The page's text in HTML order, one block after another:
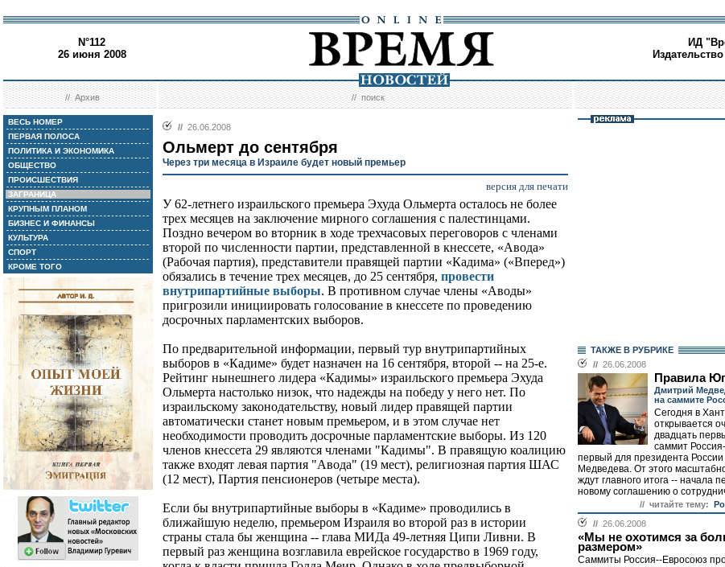
N°112
26 июня 2008
ИД
//Архив //поиск
ВЕСЬ НОМЕР
ПЕРВАЯ ПОЛОСА
ПОЛИТИКА И ЭКОНОМИКА
ОБЩЕСТВО
ПРОИСШЕСТВИЯ
ЗАГРАНИЦА
КРУПНЫМ ПЛАНОМ
БИЗНЕС И ФИНАНСЫ
КУЛЬТУРА
СПОРТ
КРОМЕ ТОГО
// 26.06.2008
Ольмерт до сентября
Через три месяца в Израиле будет новый премьер
версия для печати
У 62-летнего израильского премьера Эхуда Ольмерта осталось не более
трех месяцев на заключение мирного соглашения с палестинцами.
Поздно вечером во вторник в ходе трехчасовых переговоров с членами
второй по численности партии, представленной в кнессете, «Авода»
(Рабочая партия), представители правящей партии «Кадима» («Вперед»)
обязались в течение трех месяцев, до 25 сентября, провести
внутрипартийные выборы. В противном случае члены «Аводы»
пригрозили инициировать голосование в кнессете по проведению
досрочных парламентских выборов.
По предварительной информации, первый тур внутрипартийных
выборов в «Кадиме» будет назначен на 16 сентября, второй -- на 25-е.
Рейтинг нынешнего лидера «Кадимы» израильского премьера Эхуда
Ольмерта настолько низок, что надежды на победу у него нет. По
израильскому законодательству, новый лидер правящей партии
автоматически станет новым премьером, и в этом случае нет
необходимости проводить досрочные парламентские выборы. Из 120
членов кнессета 29 являются членами "Кадимы". В правящую коалицию
также входят левая партия "Авода" (19 мест), религиозная партия ШАС
(12 мест), Партия пенсионеров (четыре места).
Если бы внутрипартийные выборы в «Кадиме» проводились в
ближайшую неделю, премьером Израиля во второй раз в истории
страны стала бы женщина -- глава МИДа 49-летняя Ципи Ливни. В
первый раз женщина возглавила еврейское государство в 1969 году,
ТАКЖЕ В РУБРИКЕ
// 26.06.2008
Правила
Дмитрий
на саммите
Сегодня в
открывается
двадцать
саммит
первый для президента
Медведева. От этого
ждут главного итога -- начала
новому соглашению о
// читайте тему:
// 26.06.2008
«Мы не охотимся за
размером»
Саммиты Россия--Евросоюз